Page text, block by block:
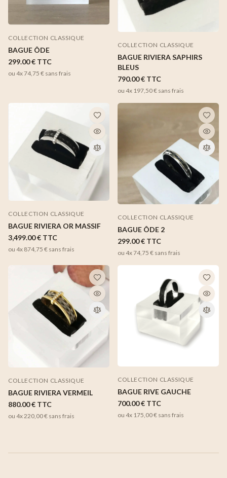
COLLECTION CLASSIQUE
BAGUE ÔDE
299.00 € TTC
ou 4x74,75 € sans frais
COLLECTION CLASSIQUE
BAGUE RIVIERA SAPHIRS
BLEUS
790.00 € TTC
ou 4x 197,50 € sans frais
COLLECTION CLASSIQUE
BAGUE RIVIERA OR MASSIF
3,499.00 € TTC
ou 4x 874,75 € sans frais
COLLECTION CLASSIQUE
BAGUE ÔDE 2
299.00 € TTC
ou 4x74,75 € sans frais
COLLECTION CLASSIQUE
BAGUE RIVIERA VERMEIL
880.00 € TTC
ou 4x 220,00 € sans frais
COLLECTION CLASSIQUE
BAGUE RIVE GAUCHE
700.00 € TTC
ou 4x 175,00 € sans frais